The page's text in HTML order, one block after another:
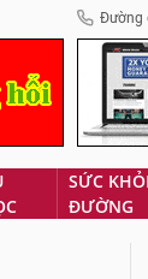
Đường
SỨC
ĐƯỜNG